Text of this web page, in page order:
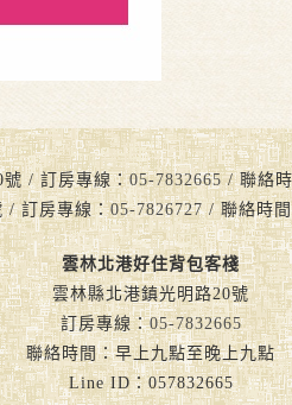
號 / 訂房專線：05-7832665/ 聯絡時
/ 訂房專線：05-7826727/ 聯絡時間
雲林北港好住背包客棧
雲林縣北港鎮光明路20號
訂房專線：05-7832665
聯絡時間：早上九點至晚上九點
Line ID：057832665